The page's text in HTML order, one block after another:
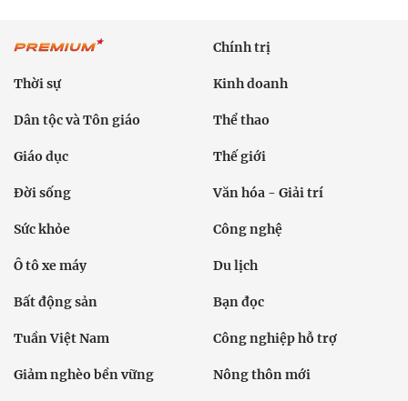
Chính trị
Thời sự Kinh doanh
Dân tộc và Tôn giáo Thể thao
Giáo dục Thế giới
Đời sống Văn hóa - Giải trí
Sức khỏe Công nghệ
Ô tô xe máy Du lịch
Bất động sản Bạn đọc
Tuần Việt Nam Công nghiệp hỗ trợ
Giảm nghèo bền vững Nông thôn mới